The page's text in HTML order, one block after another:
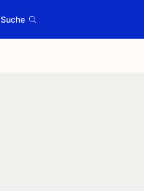
Suche